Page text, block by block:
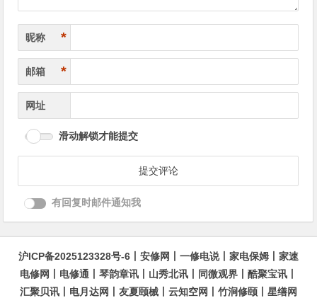
昵称 *
邮箱 *
网址
滑动解锁才能提交
有回复时邮件通知我
沪ICP备2025123328号-6 安修网 一修电说丨 家电保姆
家速
电修网
电修通 琴韵章讯 山秀北讯 同微观界 酷聚宝讯
汇聚贝讯
电月达网 友夏颐械 云知空网 竹涧修颐 星缮网